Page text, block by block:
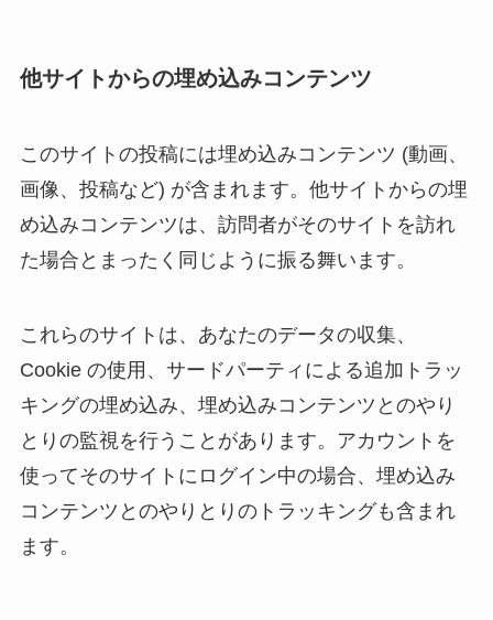
他サイトからの埋め込みコンテンツ
このサイトの投稿には埋め込みコンテンツ (動画、
画像、投稿など) が含まれます。他サイトからの埋
め込みコンテンツは、訪問者がそのサイトを訪れ
た場合とまったく同じように振る舞います。
これらのサイトは、あなたのデータの収集、
Cookie の使用、サードパーティによる追加トラッ
キングの埋め込み、埋め込みコンテンツとのやり
とりの監視を行うことがあります。アカウントを
使ってそのサイトにログイン中の場合、埋め込み
コンテンツとのやりとりのトラッキングも含まれ
ます。